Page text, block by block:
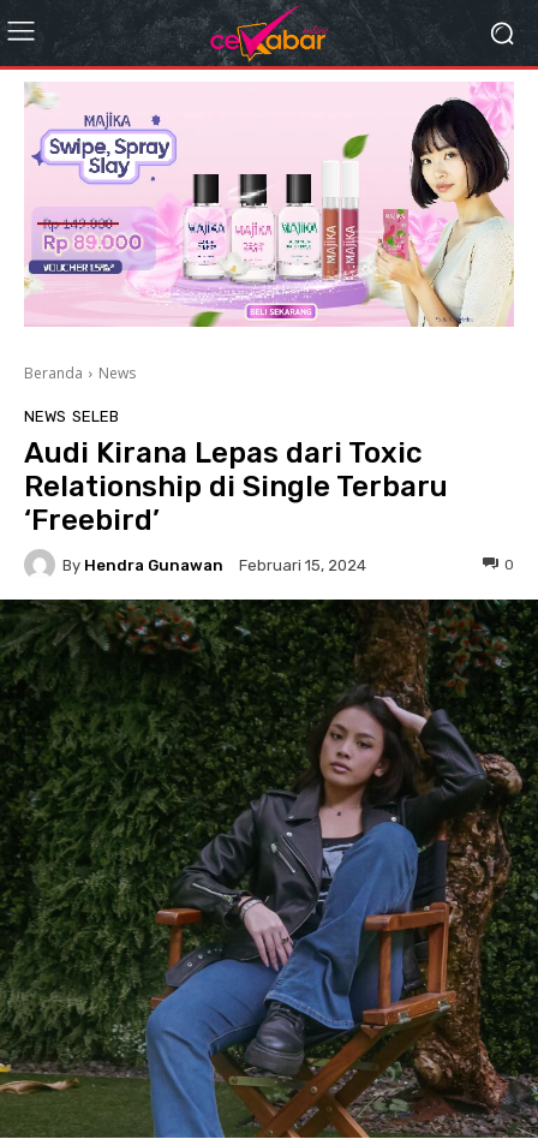
Beranda News
NEWS SELEB
Audi Kirana Lepas dari Toxic
Relationship di Single Terbaru
‘Freebird’
By Hendra Gunawan Februari 15, 2024 0